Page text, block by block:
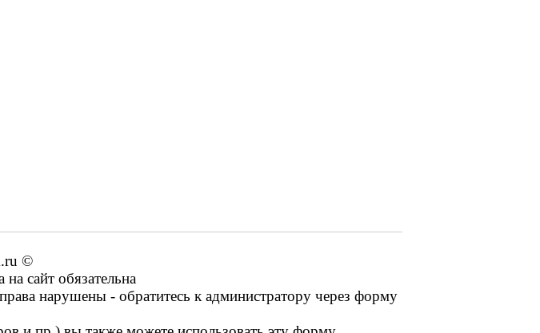
©
сайт обязательна
нарушены - обратитесь к администратору через форму